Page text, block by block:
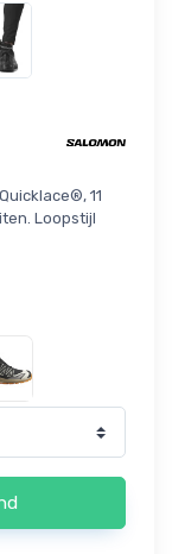
11
Loopstijl